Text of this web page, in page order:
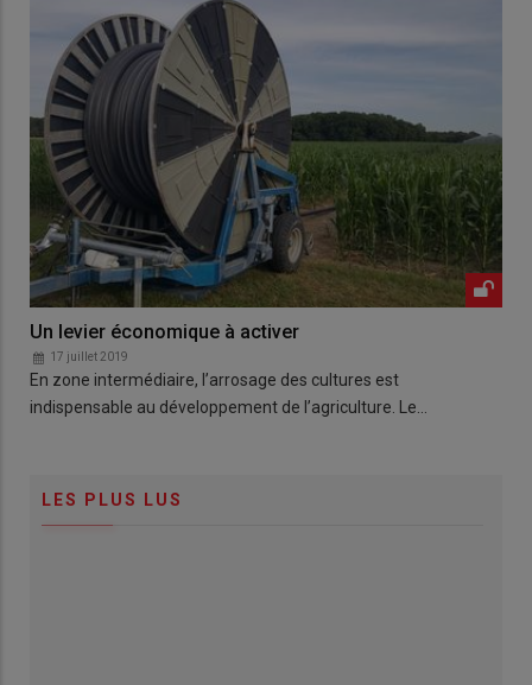
Un levier économique à activer
17 juillet 2019
En zone intermédiaire, l’arrosage des cultures est
indispensable au développement de l’agriculture. Le…
LES PLUS LUS